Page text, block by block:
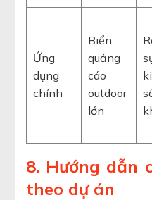
Ứng
dụng
chính
Biển
quảng
cáo
outdoor
lớn
8. Hướng dẫn
theo dự án